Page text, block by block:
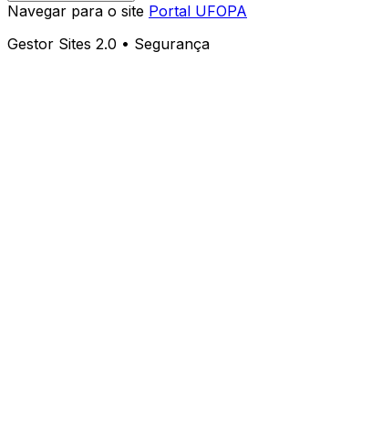
Navegar para o site Portal UFOPA
Gestor Sites 2.0 • Segurança